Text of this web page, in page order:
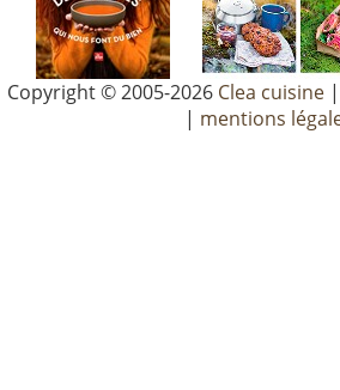
Copyright © 2005-2026 Clea cuisine|
| mentions